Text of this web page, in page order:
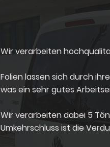
Wir verarbeiten
Folien lassen sich durch
was ein sehr gutes
Wir verarbeiten dabei 5
Umkehrschluss ist die